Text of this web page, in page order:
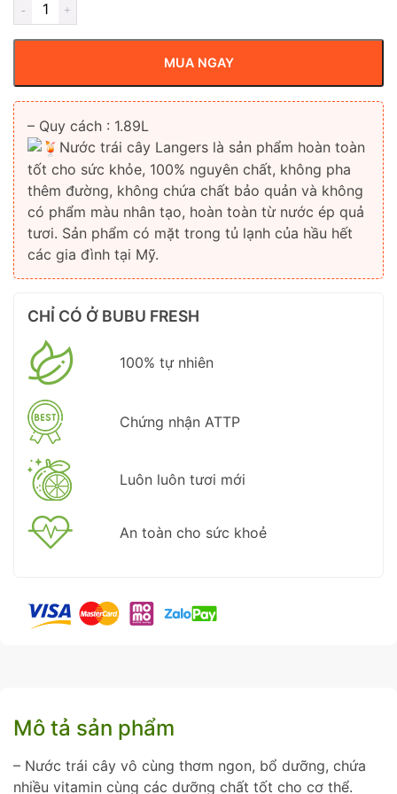
MUA NGAY
– Quy cách : 1.89L
Nước trái cây Langers là sản phẩm hoàn toàn
tốt cho sức khỏe, 100% nguyên chất, không pha
thêm đường, không chứa chất bảo quản và không
có phẩm màu nhân tạo, hoàn toàn từ nước ép quả
tươi. Sản phẩm có mặt trong tủ lạnh của hầu hết
các gia đình tại Mỹ.
CHỈ CÓ Ở BUBU FRESH
100% tự nhiên
Chứng nhận ATTP
Luôn luôn tươi mới
An toàn cho sức khoẻ
Mô tả sản phẩm
– Nước trái cây vô cùng thơm ngon, bổ dưỡng, chứa
nhiều vitamin cùng các dưỡng chất tốt cho cơ thể.